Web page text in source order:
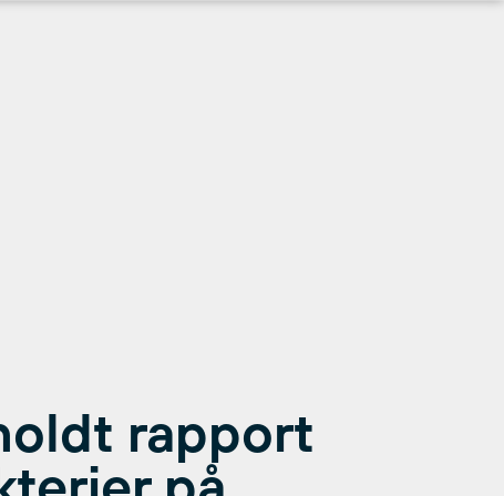
rapport